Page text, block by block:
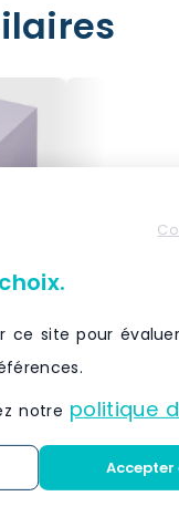
3
meuble
tiroirs
de
ce site pour
notre politique